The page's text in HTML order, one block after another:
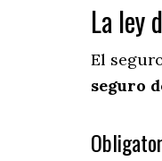
La ley
El
seguro